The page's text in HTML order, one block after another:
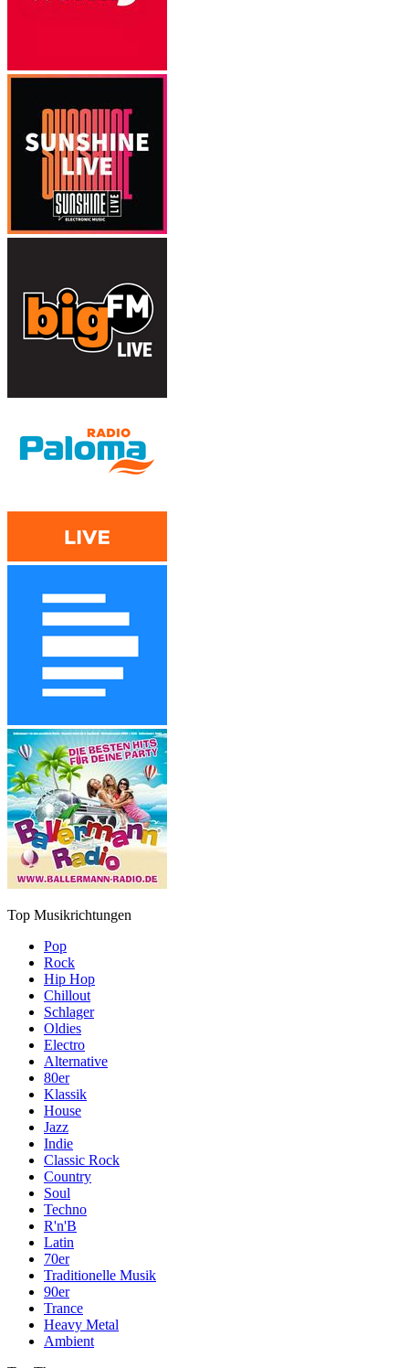
Top Musikrichtungen
Pop
Rock
Hip Hop
Chillout
Schlager
Oldies
Electro
Alternative
80er
Klassik
House
Jazz
Indie
Classic Rock
Country
Soul
Techno
R'n'B
Latin
70er
Traditionelle Musik
90er
Trance
Heavy Metal
Ambient